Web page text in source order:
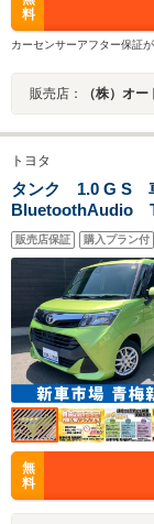
料
カーセンサーアフター保証
販売店： （株）オ
トヨタ
タンク 1.0 G S
BluetoothAudio
ランスソナー 運
軽減システム ス
販売店保証 購入プラン付
無
料